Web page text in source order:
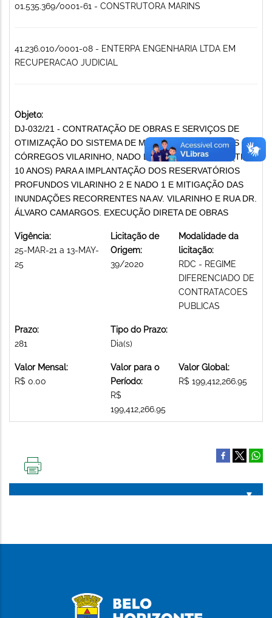
01.535.369/0001-61 - CONSTRUTORA MARINS
41.236.010/0001-08 - ENTERPA ENGENHARIA LTDA EM
RECUPERACAO JUDICIAL
Objeto:
DJ-032/21 - CONTRATAÇÃO DE OBRAS E SERVIÇOS DE
OTIMIZAÇÃO DO SISTEMA DE MACRODRENAGEM DOS
CÓRREGOS VILARINHO, NADO E RIBEIRÃO ISIDORO (TR
10 ANOS) PARA A IMPLANTAÇÃO DOS RESERVATÓRIOS
PROFUNDOS VILARINHO 2 E NADO 1 E MITIGAÇÃO DAS
INUNDAÇÕES RECORRENTES NA AV. VILARINHO E RUA DR.
ÁLVARO CAMARGOS. EXECUÇÃO DIRETA DE OBRAS
Vigência:
25-MAR-21 a 13-MAY-
25
Licitação de
Origem:
39/2020
Modalidade da
licitação:
RDC - REGIME
DIFERENCIADO DE
CONTRATACOES
PUBLICAS
Prazo:
281
Tipo do Prazo:
Dia(s)
Valor Mensal:
R$ 0.00
Valor para o
Período:
R$
199,412,266.95
Valor Global:
R$ 199,412,266.95
PÁGINA